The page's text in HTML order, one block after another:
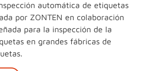
automática de etiquetas
por ZONTEN en colaboración
para la inspección de la
en grandes fábricas de